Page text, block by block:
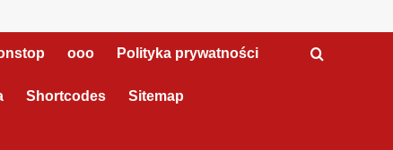
ooo Polityka prywatności
Shortcodes Sitemap